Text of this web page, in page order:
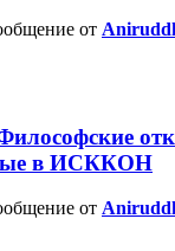
от
в ИСККОН
от